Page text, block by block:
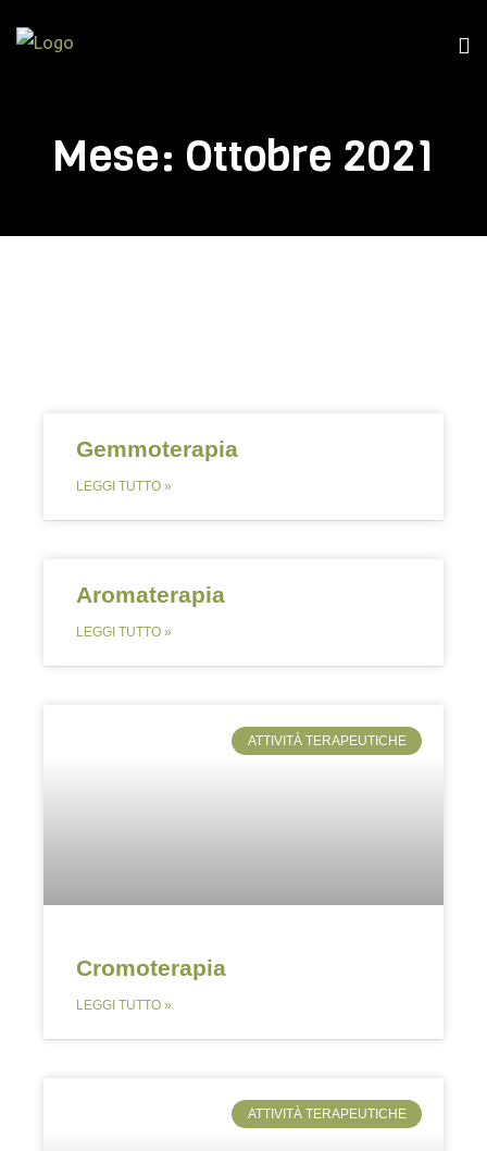
Mese: Ottobre 2021
Gemmoterapia
LEGGI TUTTO »
Aromaterapia
LEGGI TUTTO »
ATTIVITÀ TERAPEUTICHE
Cromoterapia
LEGGI TUTTO »
ATTIVITÀ TERAPEUTICHE